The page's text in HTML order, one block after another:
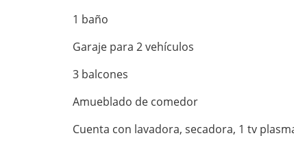
1 baño
Garaje para 2 vehículos
3 balcones
Amueblado de comedor
Cuenta con lavadora, secadora, 1 tv